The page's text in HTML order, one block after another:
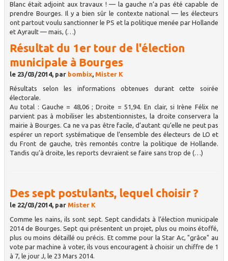
Blanc était adjoint aux travaux ! — la gauche n’a pas été capable de
prendre Bourges. Il y a bien sûr le contexte national — les électeurs
ont partout voulu sanctionner le PS et la politique menée par Hollande
et Ayrault — mais, (…)
Résultat du 1er tour de l'élection
municipale à Bourges
le 23/03/2014, par bombix, Mister K
Résultats selon les informations obtenues durant cette soirée
électorale.
Au total : Gauche = 48,06 ; Droite = 51,94. En clair, si Irène Félix ne
parvient pas à mobiliser les abstentionnistes, la droite conservera la
mairie à Bourges. Ca ne va pas être facile, d’autant qu’elle ne peut pas
espérer un report systématique de l’ensemble des électeurs de LO et
du Front de gauche, très remontés contre la politique de Hollande.
Tandis qu’à droite, les reports devraient se faire sans trop de (…)
Des sept postulants, lequel choisir ?
le 22/03/2014, par Mister K
Comme les nains, ils sont sept. Sept candidats à l’élection municipale
2014 de Bourges. Sept qui présentent un projet, plus ou moins étoffé,
plus ou moins détaillé ou précis. Et comme pour la Star Ac, "grâce" au
vote par machine à voter, ils vous encouragent à choisir un chiffre de 1
à 7, le jour J, le 23 Mars 2014.